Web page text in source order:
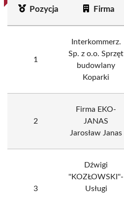
Pozycja Firma
1
Interkommerz.
Sp. z o.o. Sprzęt
budowlany
Koparki
2
Firma EKO-
JANAS
Jarosław Janas
3
Dźwigi
''KOZŁOWSKI''-
Usługi